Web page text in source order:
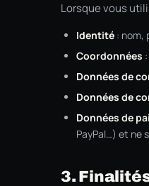
Lorsque vous
Identité : nom,
Coordonnées
Données de
Données de
Données de
PayPal…) et ne
3.